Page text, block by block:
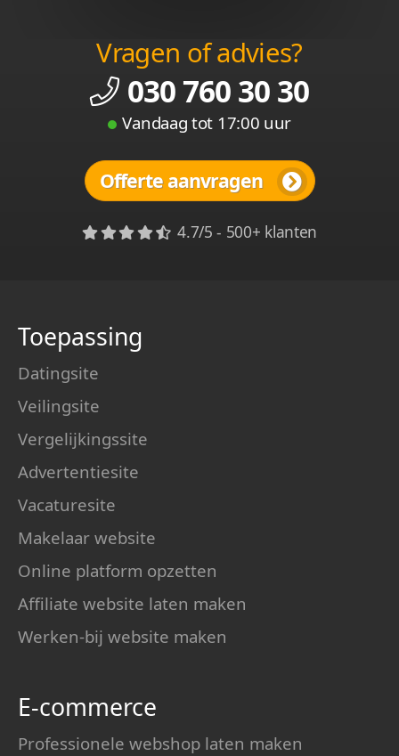
Vragen of advies?
030 760 30 30
Vandaag tot 17:00 uur
Offerte aanvragen
4.7/5 - 500+ klanten
Toepassing
Datingsite
Veilingsite
Vergelijkingssite
Advertentiesite
Vacaturesite
Makelaar website
Online platform opzetten
Affiliate website laten maken
Werken-bij website maken
E-commerce
Professionele webshop laten maken